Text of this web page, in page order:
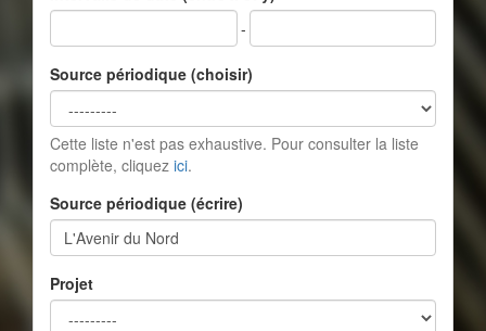
-
Source périodique (choisir)
Cette liste n'est pas exhaustive. Pour consulter la liste
complète, cliquez ici.
Source périodique (écrire)
Projet